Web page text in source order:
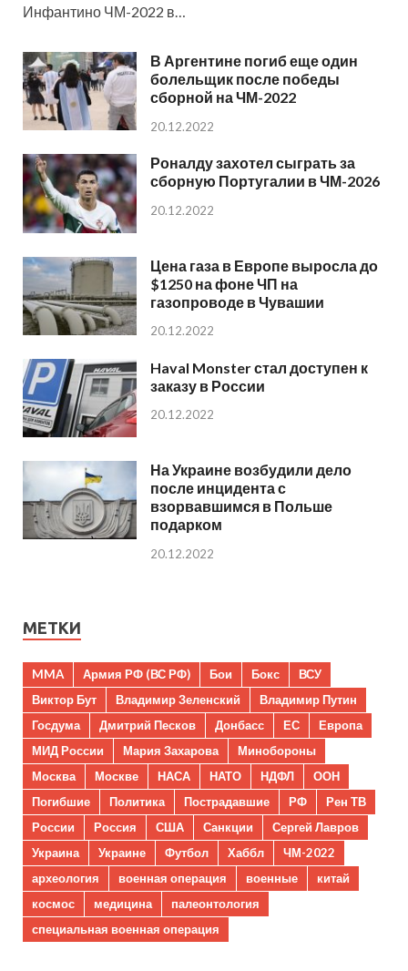
Инфантино ЧМ-2022 в…
В Аргентине погиб еще один
болельщик после победы
сборной на ЧМ-2022
20.12.2022
Роналду захотел сыграть за
сборную Португалии в ЧМ-2026
20.12.2022
Цена газа в Европе выросла до
$1250 на фоне ЧП на
газопроводе в Чувашии
20.12.2022
Haval Monster стал доступен к
заказу в России
20.12.2022
На Украине возбудили дело
после инцидента с
взорвавшимся в Польше
подарком
20.12.2022
МЕТКИ
MMA Армия РФ (ВС РФ) Бои Бокс
ВСУ
Виктор Бут
Владимир Зеленский
Владимир Путин
Госдума
Дмитрий Песков Донбасс ЕС
Европа
МИД России
Мария Захарова
Минобороны
Москва
Москве НАСА НАТО НДФЛ
ООН
Погибшие
Политика Пострадавшие РФ
Рен ТВ
России
Россия США Санкции
Сергей Лавров
Украина
Украине Футбол Хаббл
ЧМ-2022
археология
военная операция военные
китай
космос
медицина
палеонтология
специальная военная операция